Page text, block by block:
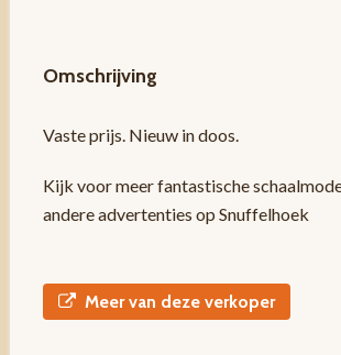
Omschrijving
Vaste prijs. Nieuw in doos.
Kijk voor meer fantastische
andere advertenties op Snuffelhoek
Meer van deze verkoper